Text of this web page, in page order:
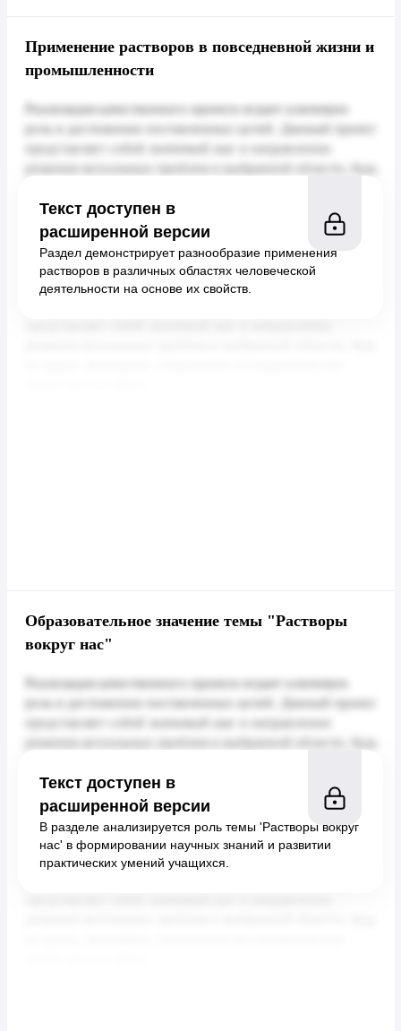
Применение растворов в повседневной жизни и
промышленности
Текст доступен в
расширенной версии
Раздел демонстрирует разнообразие применения
растворов в различных областях человеческой
деятельности на основе их свойств.
Образовательное значение темы "Растворы
вокруг нас"
Текст доступен в
расширенной версии
В разделе анализируется роль темы 'Растворы вокруг
нас' в формировании научных знаний и развитии
практических умений учащихся.